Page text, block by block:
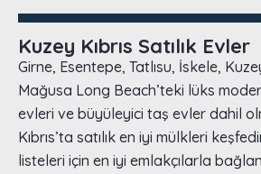
Kuzey Kıbrıs Satılık Evler
Girne, Esentepe, Tatlısu, İskele,
Mağusa Long Beach’teki lüks
evleri ve büyüleyici taş evler dahil
Kıbrıs’ta satılık en iyi mülkleri
listeleri için en iyi emlakçılarla